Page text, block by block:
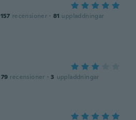
157 recensioner · 81 uppladdningar
79 recensioner · 3 uppladdningar